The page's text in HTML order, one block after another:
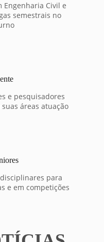
Engenharia Civil e
semestrais no
e pesquisadores
áreas atuação
para
e em competições